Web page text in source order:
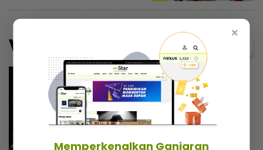
Video Menarik@video
×
Memperkenalkan Ganjaran